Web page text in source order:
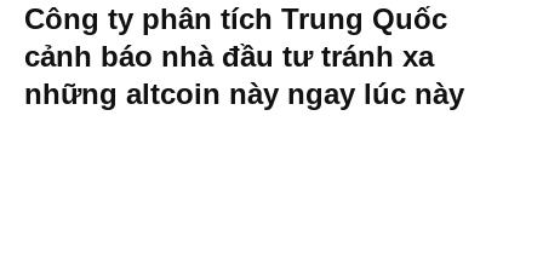
Công ty phân tích Trung Quốc
cảnh báo nhà đầu tư tránh xa
những altcoin này ngay lúc này